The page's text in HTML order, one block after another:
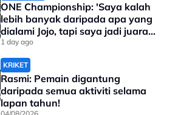
ONE Championship: 'Saya kalah
lebih banyak daripada apa yang
dialami Jojo, tapi saya jadi juara
dunia'
1 day ago
KRIKET
Rasmi: Pemain digantung
daripada semua aktiviti selama
lapan tahun!